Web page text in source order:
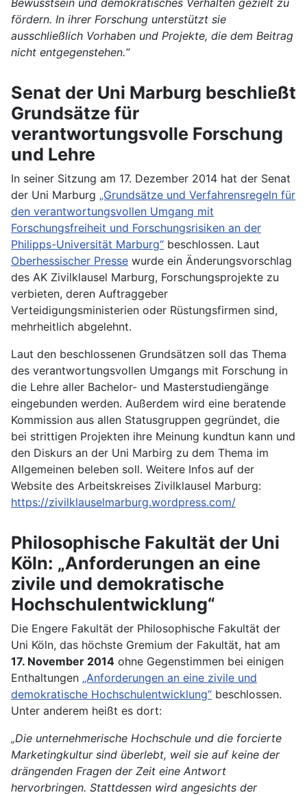
fördern. In ihrer Forschung unterstützt sie
ausschließlich Vorhaben und Projekte, die dem Beitrag
nicht entgegenstehen.“
Senat der Uni Marburg beschließt
Grundsätze für
verantwortungsvolle Forschung
und Lehre
In seiner Sitzung am 17. Dezember 2014 hat der Senat
der Uni Marburg „Grundsätze und Verfahrensregeln für
den verantwortungsvollen Umgang mit
Forschungsfreiheit und Forschungsrisiken an der
Philipps-Universität Marburg“ beschlossen. Laut
Oberhessischer Presse wurde ein Änderungsvorschlag
des AK Zivilklausel Marburg, Forschungsprojekte zu
verbieten, deren Auftraggeber
Verteidigungsministerien oder Rüstungsfirmen sind,
mehrheitlich abgelehnt.
Laut den beschlossenen Grundsätzen soll das Thema
des verantwortungsvollen Umgangs mit Forschung in
die Lehre aller Bachelor- und Masterstudiengänge
eingebunden werden. Außerdem wird eine beratende
Kommission aus allen Statusgruppen gegründet, die
bei strittigen Projekten ihre Meinung kundtun kann und
den Diskurs an der Uni Marbirg zu dem Thema im
Allgemeinen beleben soll. Weitere Infos auf der
Website des Arbeitskreises Zivilklausel Marburg:
https://zivilklauselmarburg.wordpress.com/
Philosophische Fakultät der Uni
Köln: „Anforderungen an eine
zivile und demokratische
Hochschulentwicklung“
Die Engere Fakultät der Philosophische Fakultät der
Uni Köln, das höchste Gremium der Fakultät, hat am
17. November 2014 ohne Gegenstimmen bei einigen
Enthaltungen „Anforderungen an eine zivile und
demokratische Hochschulentwicklung“ beschlossen.
Unter anderem heißt es dort:
„Die unternehmerische Hochschule und die forcierte
Marketingkultur sind überlebt, weil sie auf keine der
drängenden Fragen der Zeit eine Antwort
hervorbringen. Stattdessen wird angesichts der